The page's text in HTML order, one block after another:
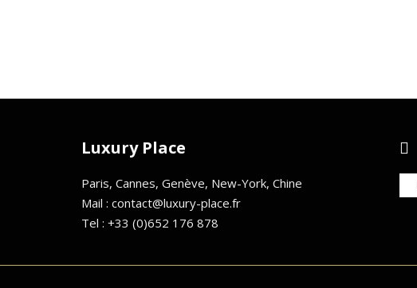
Luxury Place
Paris, Cannes, Genève, New-York, Chine
Mail : contact@luxury-place.fr
Tel : +33 (0)652 176 878